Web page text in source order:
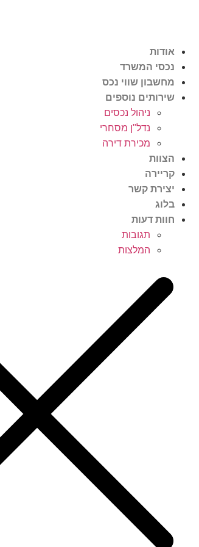
אודות
נכסי המשרד
מחשבון שווי נכס
שירותים נוספים
ניהול נכסים
נדל"ן מסחרי
מכירת דירה
הצוות
קריירה
יצירת קשר
בלוג
חוות דעות
תגובות
המלצות